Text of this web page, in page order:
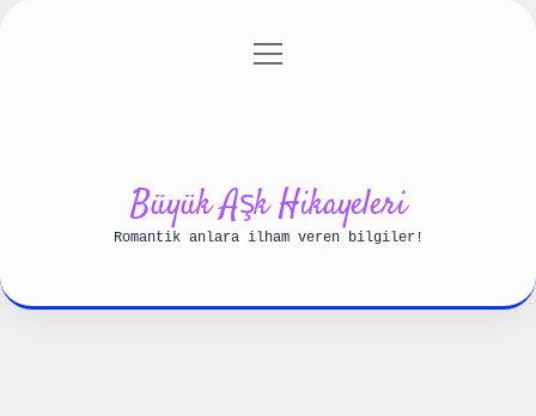
Gizlilik Politikası
menüyü
Büyük Aşk Hikayeleri
Romantik anlara ilham veren bilgiler!